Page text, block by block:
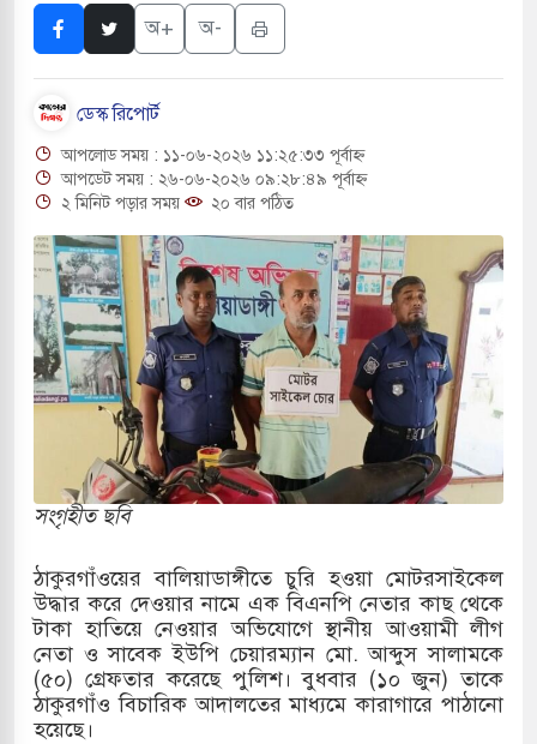
গুলিতে শিক্ষক নিহত, হামলাকারীর আত্মহত্যা
মধ্যপ্রাচ্যে ব্ল্যাকআউটের কঠোর হুঁশিয়ারি ইরানের
বিমানবন্দরের নিরাপত্তা তল্লাশিতে ছাড় দেওয়া হবে না:
দক্ষিণ কোরিয়ার বন্দি ২৫ শতাংশ বেড়েছে
থাকুক বা না থাকুক, ইরানে একক সামরিক পদক্ষেপের
জুমার বয়ান ও নামাজ পড়াবেন দেওবন্দের
ছাড়লেন জনপ্রিয় ভারতীয় সাংবাদিক ময়ূখ রঞ্জন
অ্যারেস্ট আবেদন, বরগুনার এসআইয়ের বিরুদ্ধে
জাদুঘর নতুন বাংলাদেশের পথচলার কেন্দ্র হবে: ড.
অ+ অ-
ডেস্ক রিপোর্ট
আপলোড সময় : ১১-০৬-২০২৬ ১১:২৫:৩৩ পূর্বাহ্ন
আপডেট সময় : ২৬-০৬-২০২৬ ০৯:২৮:৪৯ পূর্বাহ্ন
২ মিনিট পড়ার সময়
২০ বার পঠিত
সংগৃহীত ছবি
ঠাকুরগাঁওয়ের বালিয়াডাঙ্গীতে চুরি হওয়া মোটরসাইকেল
উদ্ধার করে দেওয়ার নামে এক বিএনপি নেতার কাছ থেকে
টাকা হাতিয়ে নেওয়ার অভিযোগে স্থানীয় আওয়ামী লীগ
নেতা ও সাবেক ইউপি চেয়ারম্যান মো. আব্দুস সালামকে
(৫০) গ্রেফতার করেছে পুলিশ। বুধবার (১০ জুন) তাকে
ঠাকুরগাঁও বিচারিক আদালতের মাধ্যমে কারাগারে পাঠানো
হয়েছে।